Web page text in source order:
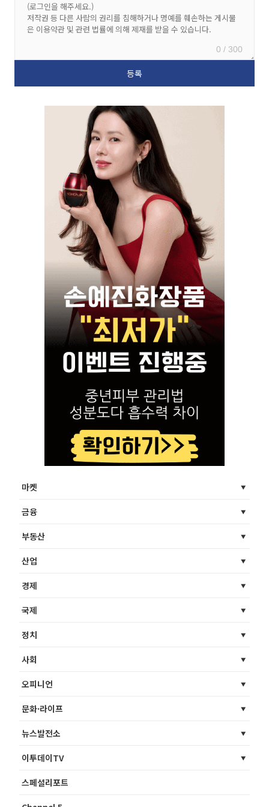
0 / 300
마켓
금융
부동산
산업
경제
국제
정치
사회
오피니언
문화·라이프
뉴스발전소
이투데이TV
스페셜리포트